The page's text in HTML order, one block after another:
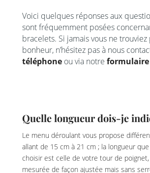
Voici quelques réponses aux
sont fréquemment posées
bracelets. Si jamais vous ne trouviez
bonheur, n’hésitez pas à nous
téléphoneou via notre
Quelle longueur dois-je
Le menu déroulant vous propose
allant de 15 cm à 21 cm ; la longueur
choisir est celle de votre tour de
mesurée de façon ajustée mais sans